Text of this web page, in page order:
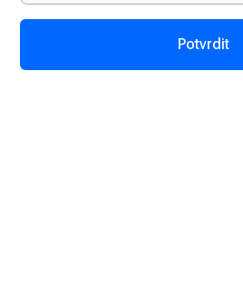
Potvrdit